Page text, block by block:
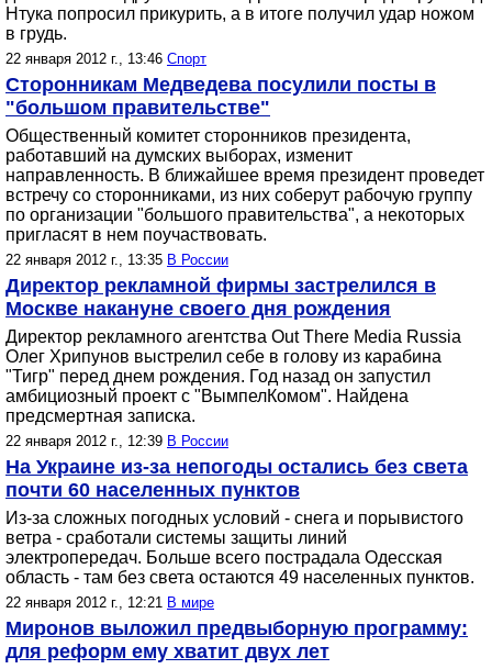
Нтука попросил прикурить, а в итоге получил удар ножом
в грудь.
22 января 2012 г., 13:46 Спорт
Сторонникам Медведева посулили посты в
"большом правительстве"
Общественный комитет сторонников президента,
работавший на думских выборах, изменит
направленность. В ближайшее время президент проведет
встречу со сторонниками, из них соберут рабочую группу
по организации "большого правительства", а некоторых
пригласят в нем поучаствовать.
22 января 2012 г., 13:35 В России
Директор рекламной фирмы застрелился в
Москве накануне своего дня рождения
Директор рекламного агентства Out There Media Russia
Олег Хрипунов выстрелил себе в голову из карабина
"Тигр" перед днем рождения. Год назад он запустил
амбициозный проект с "ВымпелКомом". Найдена
предсмертная записка.
22 января 2012 г., 12:39 В России
На Украине из-за непогоды остались без света
почти 60 населенных пунктов
Из-за сложных погодных условий - снега и порывистого
ветра - сработали системы защиты линий
электропередач. Больше всего пострадала Одесская
область - там без света остаются 49 населенных пунктов.
22 января 2012 г., 12:21 В мире
Миронов выложил предвыборную программу:
для реформ ему хватит двух лет